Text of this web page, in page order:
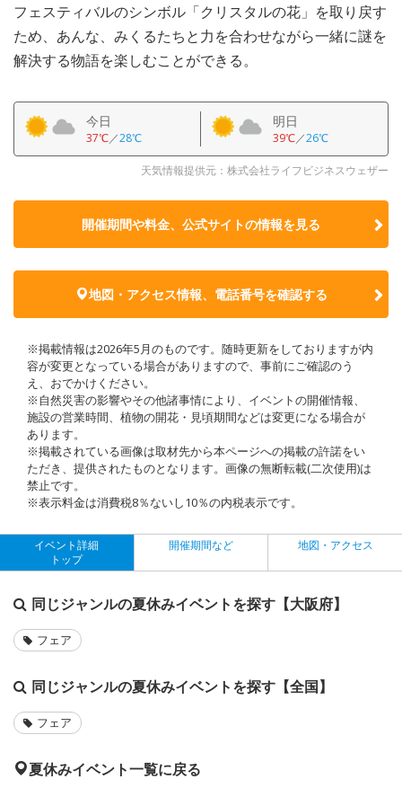
フェスティバルのシンボル「クリスタルの花」を取り戻す
ため、あんな、みくるたちと力を合わせながら一緒に謎を
解決する物語を楽しむことができる。
今日
37℃／28℃
明日
39℃／26℃
天気情報提供元：株式会社ライフビジネスウェザー
開催期間や料金、公式サイトの情報を見る
地図・アクセス情報、電話番号を確認する
※掲載情報は2026年5月のものです。随時更新をしておりますが内
容が変更となっている場合がありますので、事前にご確認のう
え、おでかけください。
※自然災害の影響やその他諸事情により、イベントの開催情報、
施設の営業時間、植物の開花・見頃期間などは変更になる場合が
あります。
※掲載されている画像は取材先から本ページへの掲載の許諾をい
ただき、提供されたものとなります。画像の無断転載(二次使用)は
禁止です。
※表示料金は消費税8％ないし10％の内税表示です。
イベント詳細
トップ
開催期間など 地図・アクセス
同じジャンルの夏休みイベントを探す【大阪府】
フェア
同じジャンルの夏休みイベントを探す【全国】
フェア
夏休みイベント一覧に戻る